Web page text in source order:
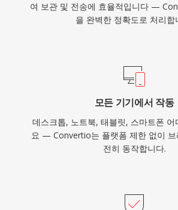
여 보관 및 전송에 효율적입니다 —
을 완벽한 정확도로 처리합
모든 기기에서 작동
데스크톱, 노트북, 태블릿, 스마트폰 어
요 — Convertio는 플랫폼 제한 없이 브
전히 동작합니다.